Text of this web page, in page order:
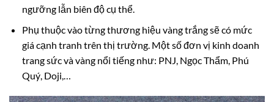
ngưỡng lẫn biên độ cụ thể.
Phụ thuộc vào từng thương hiệu vàng trắng sẽ có mức
giá cạnh tranh trên thị trường. Một số đơn vị kinh doanh
trang sức và vàng nổi tiếng như: PNJ, Ngọc Thẩm, Phú
Quý, Doji,…